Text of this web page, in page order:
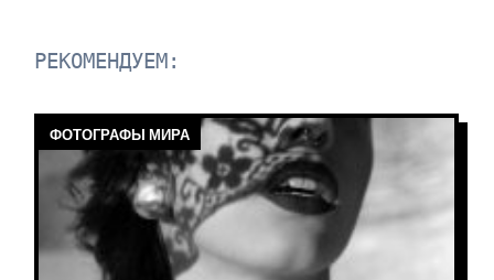
РЕКОМЕНДУЕМ:
ФОТОГРАФЫ МИРА